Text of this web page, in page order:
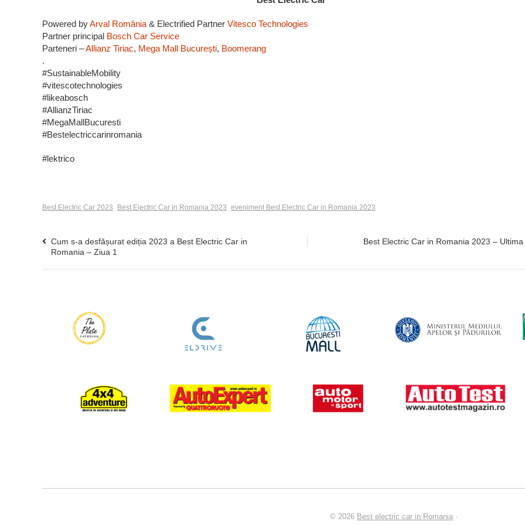
Powered byArval România & Electrified Partner Vitesco Technologies
Partner principal Bosch Car Service
Parteneri –Allianz Tiriac, Mega Mall București, Boomerang
.
#SustainableMobility
#vitescotechnologies
#likeabosch
#AllianzTiriac
#MegaMallBucuresti
#Bestelectriccarinromania
#lektrico
Best Electric Car 2023 Best Electric Car in Romania 2023 eveniment Best Electric Car in Romania 2023
Cum s-a desfășurat ediția 2023 a Best Electric Car in
Romania – Ziua 1
Best Electric Car in Romania 2023 – Ultima
© 2026 Best electric car in Romania ·